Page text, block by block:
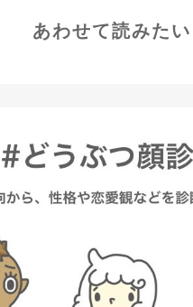
あわせて読みたい